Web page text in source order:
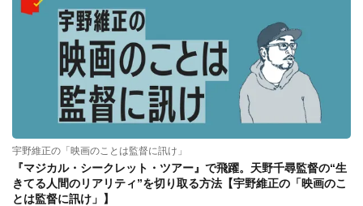
宇野維正の「映画のことは監督に訊け」
『マジカル・シークレット・ツアー』で飛躍。天野千尋監督の“生
きてる人間のリアリティ”を切り取る方法【宇野維正の「映画のこ
とは監督に訊け」】